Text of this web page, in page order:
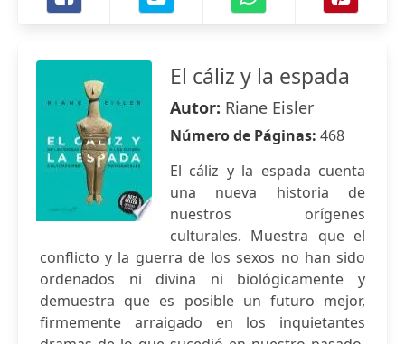
El cáliz y la espada
Autor: Riane Eisler
Número de Páginas: 468
El cáliz y la espada cuenta
una nueva historia de
nuestros orígenes
culturales. Muestra que el
conflicto y la guerra de los sexos no han sido
ordenados ni divina ni biológicamente y
demuestra que es posible un futuro mejor,
firmemente arraigado en los inquietantes